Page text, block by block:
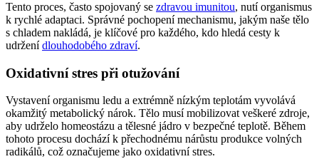
Tento proces, často spojovaný se zdravou imunitou, nutí organismus
k rychlé adaptaci. Správné pochopení mechanismu, jakým naše tělo
s chladem nakládá, je klíčové pro každého, kdo hledá cesty k
udrženídlouhodobého zdraví.
Oxidativní stres při otužování
Vystavení organismu ledu a extrémně nízkým teplotám vyvolává
okamžitý metabolický nárok. Tělo musí mobilizovat veškeré zdroje,
aby udrželo homeostázu a tělesné jádro v bezpečné teplotě. Během
tohoto procesu dochází k přechodnému nárůstu produkce volných
radikálů, což označujeme jako oxidativní stres.